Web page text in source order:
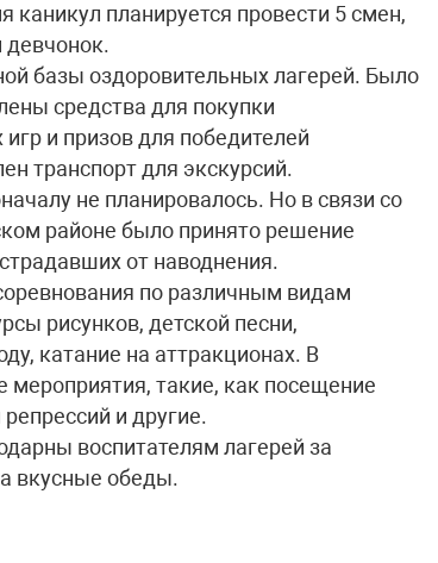
каникул планируется провести 5 смен,
базы оздоровительных лагерей. Было
средства для покупки
и призов для победителей
транспорт для экскурсий.
не планировалось. Но в связи со
районе было принято решение
от наводнения.
по различным видам
рисунков, детской песни,
катание на аттракционах. В
мероприятия, такие, как посещение
и другие.
воспитателям лагерей за
вкусные обеды.